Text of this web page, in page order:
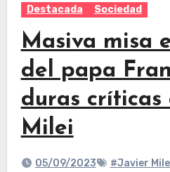
Destacada Sociedad
Masiva misa
del papa
duras críticas
Milei
05/09/2023 #Javier